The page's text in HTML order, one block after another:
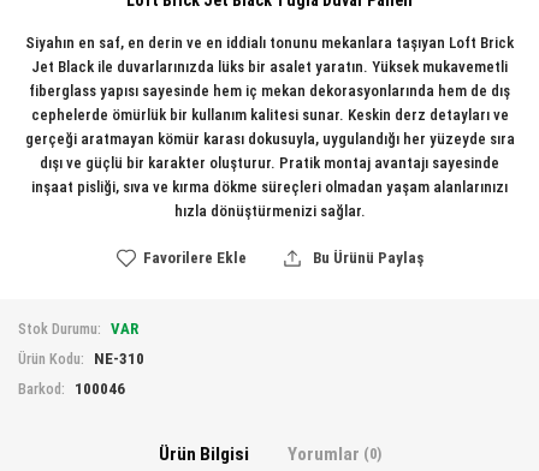
Siyahın en saf, en derin ve en iddialı tonunu mekanlara taşıyan Loft Brick
Jet Black ile duvarlarınızda lüks bir asalet yaratın. Yüksek mukavemetli
fiberglass yapısı sayesinde hem iç mekan dekorasyonlarında hem de dış
cephelerde ömürlük bir kullanım kalitesi sunar. Keskin derz detayları ve
gerçeği aratmayan kömür karası dokusuyla, uygulandığı her yüzeyde sıra
dışı ve güçlü bir karakter oluşturur. Pratik montaj avantajı sayesinde
inşaat pisliği, sıva ve kırma dökme süreçleri olmadan yaşam alanlarınızı
hızla dönüştürmenizi sağlar.
Favorilere Ekle Bu Ürünü Paylaş
Stok Durumu: VAR
Ürün Kodu: NE-310
Barkod: 100046
Ürün Bilgisi Yorumlar (0)